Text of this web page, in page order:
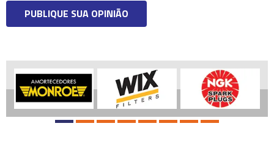
PUBLIQUE SUA OPINIÃO